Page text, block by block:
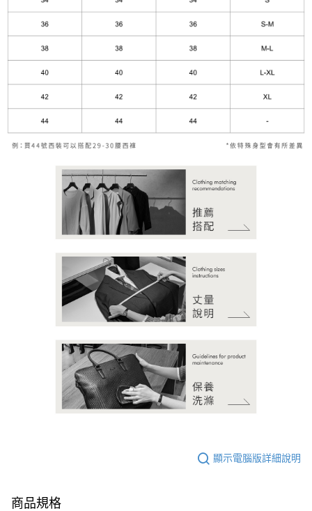
顯示電腦版詳細說明
商品規格